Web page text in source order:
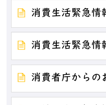
消費生活緊急情
消費生活緊急情
消費者庁からの